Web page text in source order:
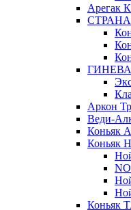
Арегак
Аркон
Веди-
Коньяк
Коньяк
Коньяк